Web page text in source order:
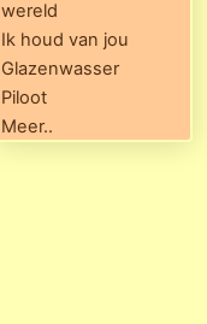
wereld
Ik houd van jou
Glazenwasser
Piloot
Meer..